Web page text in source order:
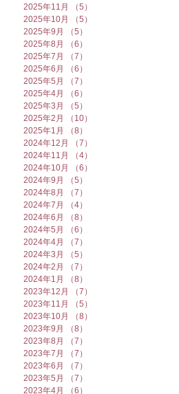
2025年11月
（5）
2025年10月
（5）
2025年9月
（5）
2025年8月
（6）
2025年7月
（7）
2025年6月
（6）
2025年5月
（7）
2025年4月
（6）
2025年3月
（5）
2025年2月
（10）
2025年1月
（8）
2024年12月
（7）
2024年11月
（4）
2024年10月
（6）
2024年9月
（5）
2024年8月
（7）
2024年7月
（4）
2024年6月
（8）
2024年5月
（6）
2024年4月
（7）
2024年3月
（5）
2024年2月
（7）
2024年1月
（8）
2023年12月
（7）
2023年11月
（5）
2023年10月
（8）
2023年9月
（8）
2023年8月
（7）
2023年7月
（7）
2023年6月
（7）
2023年5月
（7）
2023年4月
（6）